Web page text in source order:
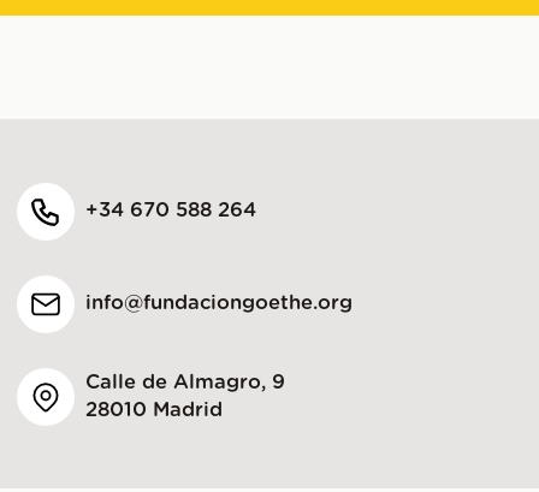
+34 670 588 264
info@fundaciongoethe.org
Calle de Almagro, 9
28010 Madrid